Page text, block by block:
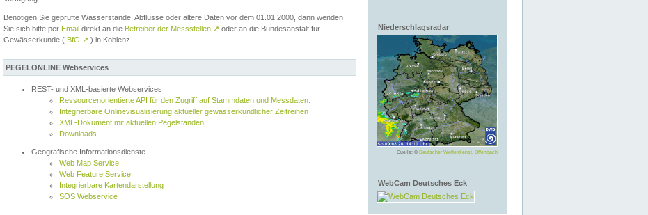
Niederschlagsradar
Quelle: © Deutscher Wetterdienst, Offenbach
WebCam Deutsches Eck
Benötigen Sie geprüfte Wasserstände, Abflüsse oder ältere Daten vor dem 01.01.2000, dann wenden
Sie sich bitte per Email direkt an die Betreiber der Messstellen ↗ oder an die Bundesanstalt für
Gewässerkunde ( BfG ↗ ) in Koblenz.
PEGELONLINE Webservices
REST- und XML-basierte Webservices
Ressourcenorientierte API für den Zugriff auf Stammdaten und Messdaten.
Integrierbare Onlinevisualisierung aktueller gewässerkundlicher Zeitreihen
XML-Dokument mit aktuellen Pegelständen
Downloads
Geografische Informationsdienste
Web Map Service
Web Feature Service
Integrierbare Kartendarstellung
SOS Webservice